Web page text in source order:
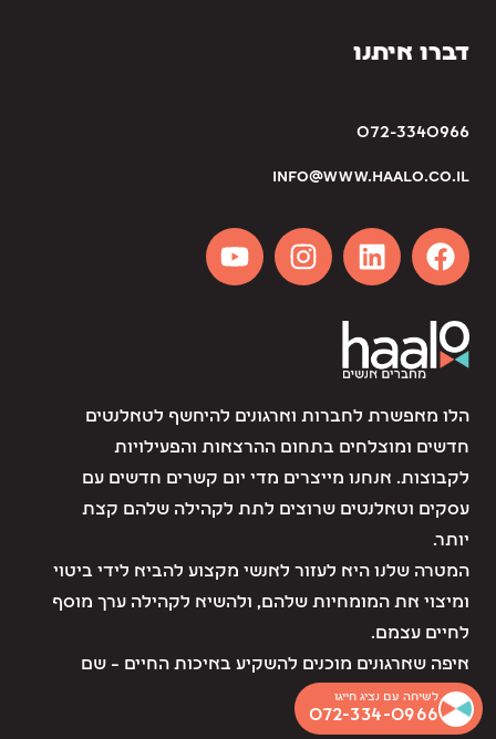
לשיחה עם נציג חייגו
072-334-0966
דברו איתנו
072-3340966
info@www.haalo.co.il
הלו מאפשרת לחברות וארגונים להיחשף לטאלנטים
חדשים ומוצלחים בתחום ההרצאות והפעילויות
לקבוצות. אנחנו מייצרים מדי יום קשרים חדשים עם
עסקים וטאלנטים שרוצים לתת לקהילה שלהם קצת
יותר.
המטרה שלנו היא לעזור לאנשי מקצוע להביא לידי ביטוי
ומיצוי את המומחיות שלהם, ולהשיא לקהילה ערך מוסף
לחיים עצמם.
איפה שארגונים מוכנים להשקיע באיכות החיים – שם
אנחנו נמצאים.